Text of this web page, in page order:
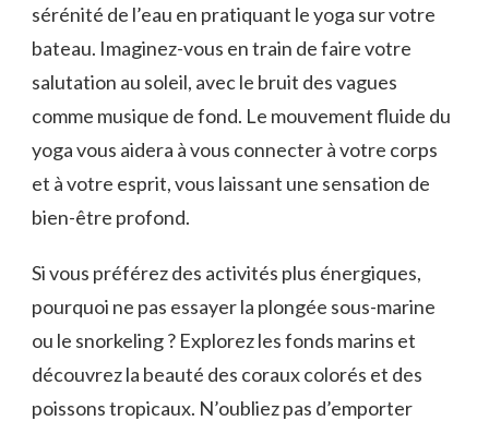
sérénité de l’eau en pratiquant le yoga‌ sur votre
bateau. Imaginez-vous en train de faire votre‍
salutation au soleil, ‍avec ‍le bruit des vagues⁢
comme musique de fond. Le mouvement⁤ fluide du
yoga vous aidera à vous connecter à votre corps
et à ⁤votre esprit, vous laissant une sensation ​de
bien-être profond.
Si vous préférez des activités plus énergiques,
pourquoi ne pas essayer la plongée sous-marine⁣
ou le⁣ snorkeling ? Explorez les fonds marins et
‌découvrez la beauté des ⁤coraux colorés et des
poissons tropicaux. N’oubliez pas d’emporter